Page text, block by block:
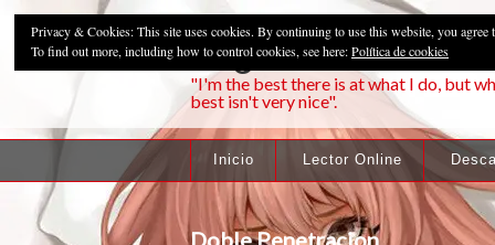
"I'm the best there is at what I do, but
best isn't very nice".
Inicio Lector Online
Doble Penetracion
Privacy & Cookies: This site uses cookies. By continuing to use this website, you agree
To find out more, including how to control cookies, see here:Política de cookies